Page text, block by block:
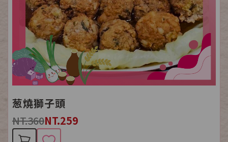
葱燒獅子頭
NT.360NT.259